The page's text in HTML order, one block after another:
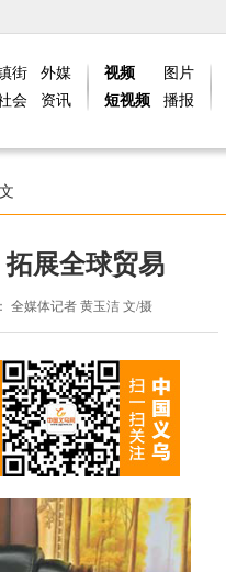
街
会
外媒
资讯
视频
短视频
图片
播报
展全球贸易
全媒体记者 黄玉洁 文/摄